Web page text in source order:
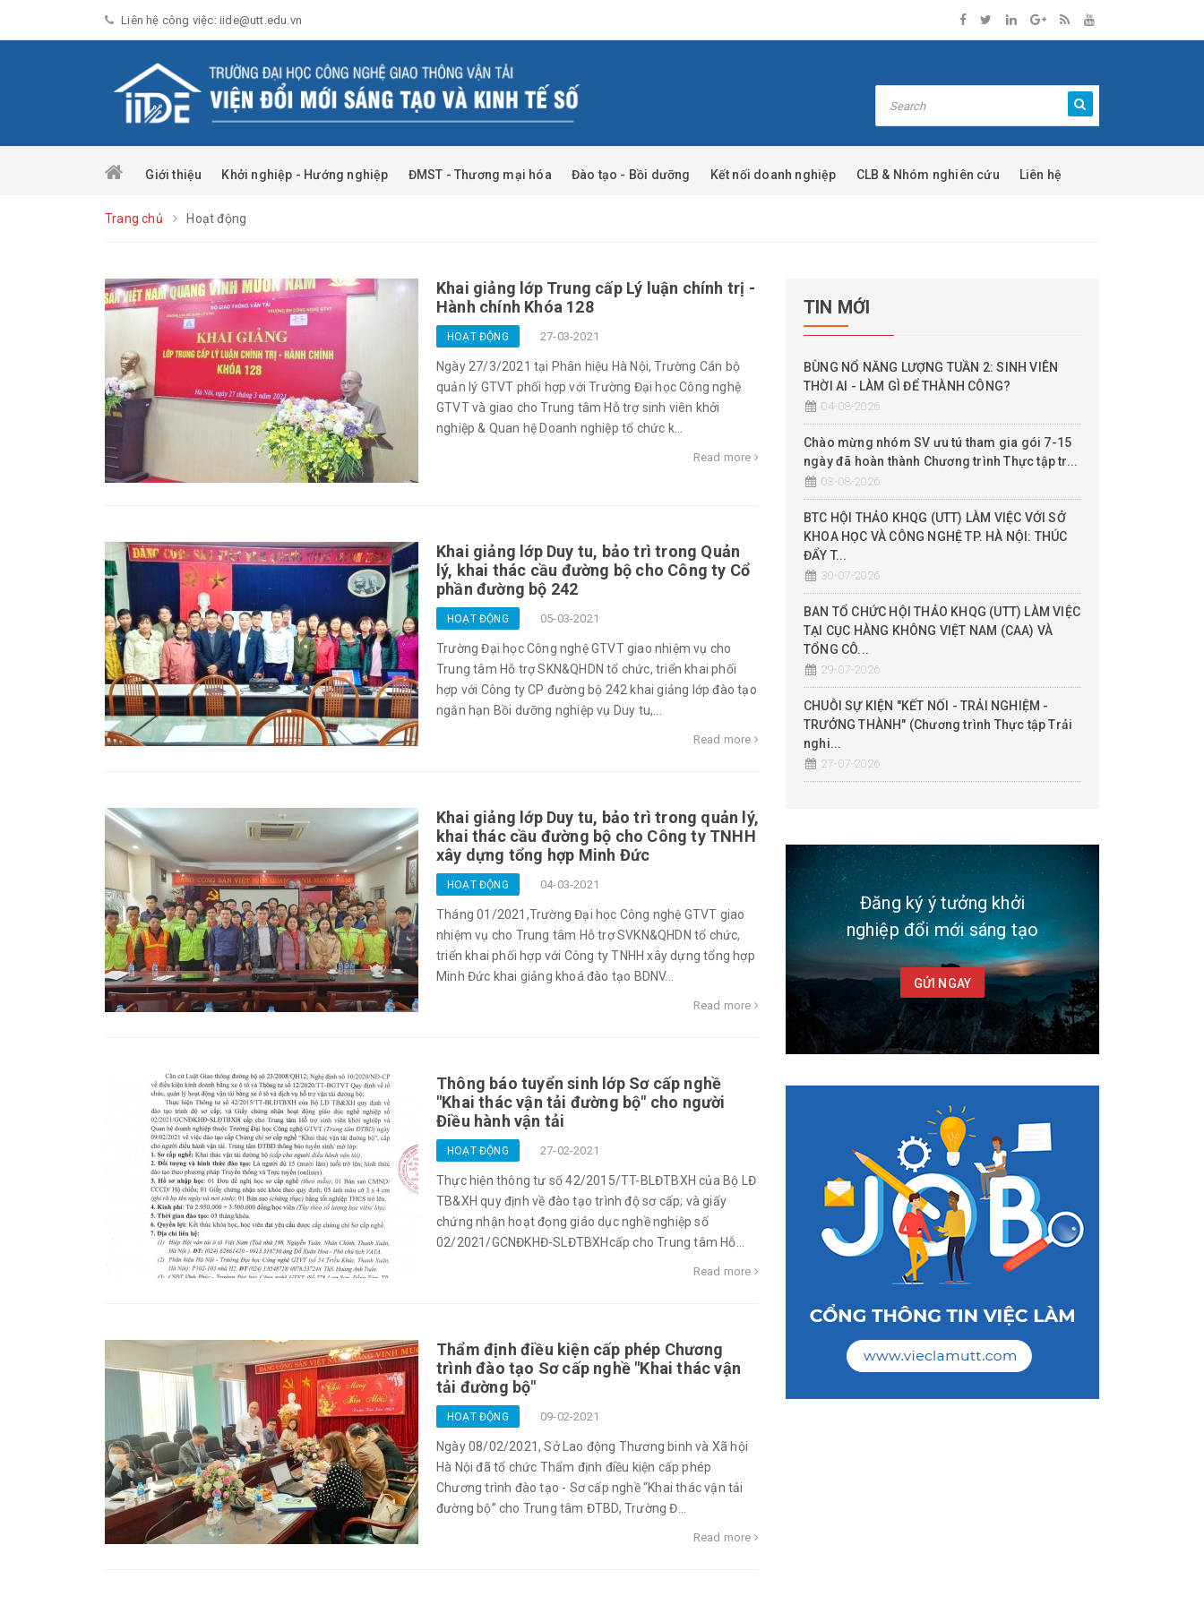
Liên hệ công việc: iide@utt.edu.vn
Giới thiệu Khởi nghiệp - Hướng nghiệp ĐMST - Thương mại hóa Đào tạo - Bồi dưỡng Kết nối doanh nghiệp CLB & Nhóm nghiên cứu Liên hệ
Trang chủ Hoạt động
Khai giảng lớp Trung cấp Lý luận chính trị -
Hành chính Khóa 128
HOẠT ĐỘNG 27-03-2021
Ngày 27/3/2021 tại Phân hiệu Hà Nội, Trường Cán bộ
quản lý GTVT phối hợp với Trường Đại học Công nghệ
GTVT và giao cho Trung tâm Hỗ trợ sinh viên khởi
nghiệp & Quan hệ Doanh nghiệp tổ chức k...
Read more
Khai giảng lớp Duy tu, bảo trì trong Quản
lý, khai thác cầu đường bộ cho Công ty Cổ
phần đường bộ 242
HOẠT ĐỘNG 05-03-2021
Trường Đại học Công nghệ GTVT giao nhiệm vụ cho
Trung tâm Hỗ trợ SKN&QHDN tổ chức, triển khai phối
hợp với Công ty CP đường bộ 242 khai giảng lớp đào tạo
ngắn hạn Bồi dưỡng nghiệp vụ Duy tu,...
Read more
Khai giảng lớp Duy tu, bảo trì trong quản lý,
khai thác cầu đường bộ cho Công ty TNHH
xây dựng tổng hợp Minh Đức
HOẠT ĐỘNG 04-03-2021
Tháng 01/2021,Trường Đại học Công nghệ GTVT giao
nhiệm vụ cho Trung tâm Hỗ trợ SVKN&QHDN tổ chức,
triển khai phối hợp với Công ty TNHH xây dựng tổng hợp
Minh Đức khai giảng khoá đào tạo BDNV...
Read more
Thông báo tuyển sinh lớp Sơ cấp nghề
"Khai thác vận tải đường bộ" cho người
Điều hành vận tải
HOẠT ĐỘNG 27-02-2021
Thực hiện thông tư số 42/2015/TT-BLĐTBXH của Bộ LĐ
TB&XH quy định về đào tạo trình độ sơ cấp; và giấy
chứng nhận hoạt đọng giáo dục nghề nghiệp số
02/2021/GCNĐKHĐ-SLĐTBXHcấp cho Trung tâm Hỗ...
Read more
Thẩm định điều kiện cấp phép Chương
trình đào tạo Sơ cấp nghề "Khai thác vận
tải đường bộ"
HOẠT ĐỘNG 09-02-2021
Ngày 08/02/2021, Sở Lao động Thương binh và Xã hội
Hà Nội đã tổ chức Thẩm định điều kiện cấp phép
Chương trình đào tạo - Sơ cấp nghề “Khai thác vận tải
đường bộ” cho Trung tâm ĐTBD, Trường Đ...
Read more
TIN MỚI
BÙNG NỔ NĂNG LƯỢNG TUẦN 2: SINH VIÊN
THỜI AI - LÀM GÌ ĐỂ THÀNH CÔNG?
04-08-2026
Chào mừng nhóm SV ưu tú tham gia gói 7-15
ngày đã hoàn thành Chương trình Thực tập tr...
03-08-2026
BTC HỘI THẢO KHQG (UTT) LÀM VIỆC VỚI SỞ
KHOA HỌC VÀ CÔNG NGHỆ TP. HÀ NỘI: THÚC
ĐẨY T...
30-07-2026
BAN TỔ CHỨC HỘI THẢO KHQG (UTT) LÀM VIỆC
TẠI CỤC HÀNG KHÔNG VIỆT NAM (CAA) VÀ
TỔNG CÔ...
29-07-2026
CHUỖI SỰ KIỆN "KẾT NỐI - TRẢI NGHIỆM -
TRƯỞNG THÀNH" (Chương trình Thực tập Trải
nghi...
27-07-2026
Đăng ký ý tưởng khởi
nghiệp đổi mới sáng tạo
GỬI NGAY